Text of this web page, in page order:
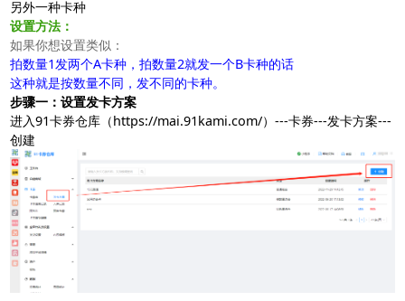
阿奇索商品铺货
另外一种卡种
设置方法：
如果你想设置类似：
拍数量1发两个A卡种，拍数量2就发一个B卡种的话
这种就是按数量不同，发不同的卡种。
步骤一：设置发卡方案
进入91卡券仓库（https://mai.91kami.com/）---卡券---发卡方案---
创建